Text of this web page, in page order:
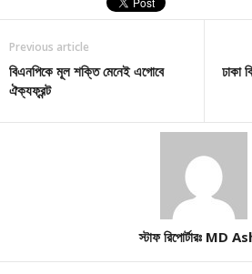
Previous article
বিএনপিকে মূল শক্তি মেনেই এগোবে
ঐক্যফ্রন্ট
ঢাকা
স্টাফ রিপোর্টারঃ MD